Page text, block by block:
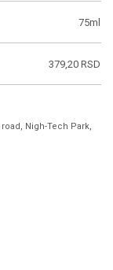
75ml
379,20 RSD
road, Nigh-Tech Park,